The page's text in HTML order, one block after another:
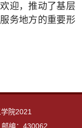
迎，推动了基层
务地方的重要形
院2021
编：430062